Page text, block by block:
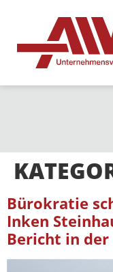
Bürokratie
Inken
Bericht in